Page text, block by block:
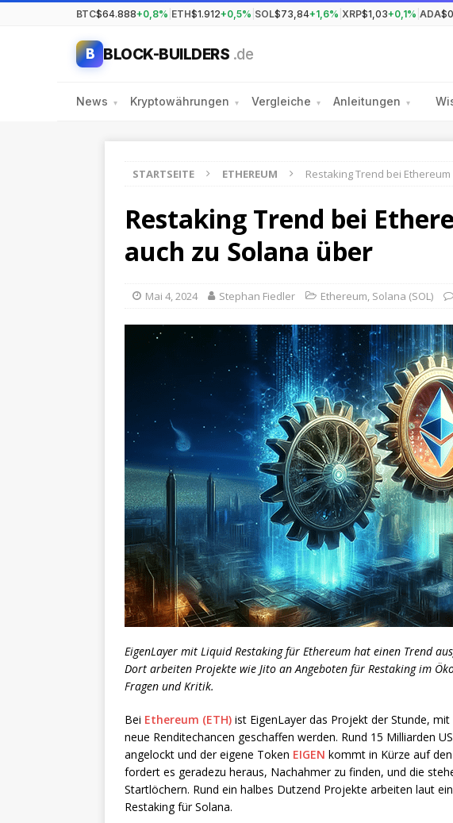
BTC$64.888+0,8% ETH$1.912+0,5% SOL$73,84+1,6% XRP$1,03+0,1% ADA
B BLOCK-BUILDERS .de
News ▾ Kryptowährungen ▾ Vergleiche ▾ Anleitungen ▾
STARTSEITE ETHEREUM Restaking Trend bei
Restaking Trend bei
auch zu Solana über
Mai 4, 2024 Stephan Fiedler Ethereum, Solana (SOL)
EigenLayer mit Liquid Restaking für Ethereum hat einen Trend
Dort arbeiten Projekte wie Jito an Angeboten für Restaking im
Fragen und Kritik.
Bei Ethereum (ETH) ist EigenLayer das Projekt der Stunde,
neue Renditechancen geschaffen werden. Rund 15 Milliarden
angelockt und der eigene Token EIGEN kommt in Kürze auf
fordert es geradezu heraus, Nachahmer zu finden, und die
Startlöchern. Rund ein halbes Dutzend Projekte arbeiten laut
Restaking für Solana.